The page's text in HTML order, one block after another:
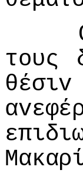
τoυς
θέσιv